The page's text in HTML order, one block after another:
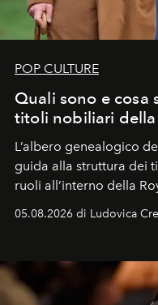
POP CULTURE
Quali sono e
titoli nobiliari della
L’albero genealogico
guida alla struttura dei
ruoli all’interno della
05.08.2026 di Ludovica